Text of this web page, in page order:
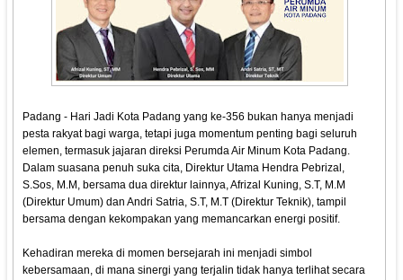
Padang - Hari Jadi Kota Padang yang ke-356 bukan hanya menjadi
pesta rakyat bagi warga, tetapi juga momentum penting bagi seluruh
elemen, termasuk jajaran direksi Perumda Air Minum Kota Padang.
Dalam suasana penuh suka cita, Direktur Utama Hendra Pebrizal,
S.Sos, M.M, bersama dua direktur lainnya, Afrizal Kuning, S.T, M.M
(Direktur Umum) dan Andri Satria, S.T, M.T (Direktur Teknik), tampil
bersama dengan kekompakan yang memancarkan energi positif.
Kehadiran mereka di momen bersejarah ini menjadi simbol
kebersamaan, di mana sinergi yang terjalin tidak hanya terlihat secara